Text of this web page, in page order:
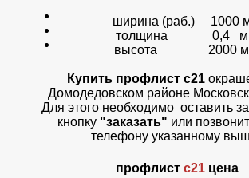
ширина (раб.) 1000
толщина 0,4
высота 2000
Купить профлист с21
Домодедовском районе
Для этого необходимо оставить
кнопку "заказать" или
телефону указанному
профлист с21 цена